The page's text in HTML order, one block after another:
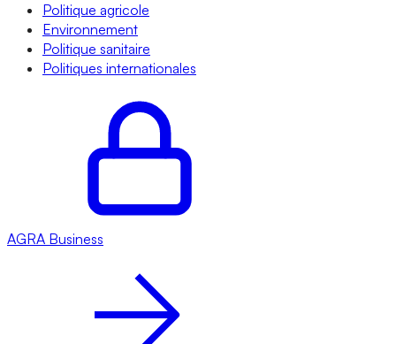
Politique agricole
Environnement
Politique sanitaire
Politiques internationales
AGRA Business